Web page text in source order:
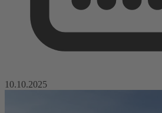
10.10.2025